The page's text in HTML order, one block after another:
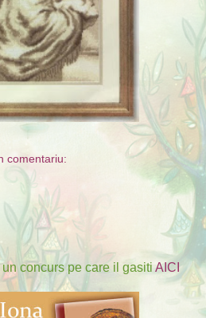
comentariu:
concurs pe care il gasiti AICI